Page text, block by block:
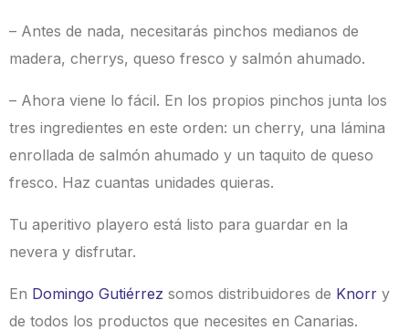
– Antes de nada, necesitarás pinchos medianos de
madera, cherrys, queso fresco y salmón ahumado.
– Ahora viene lo fácil. En los propios pinchos junta los
tres ingredientes en este orden: un cherry, una lámina
enrollada de salmón ahumado y un taquito de queso
fresco. Haz cuantas unidades quieras.
Tu aperitivo playero está listo para guardar en la
nevera y disfrutar.
En Domingo Gutiérrez somos distribuidores de Knorr y
de todos los productos que necesites en Canarias.